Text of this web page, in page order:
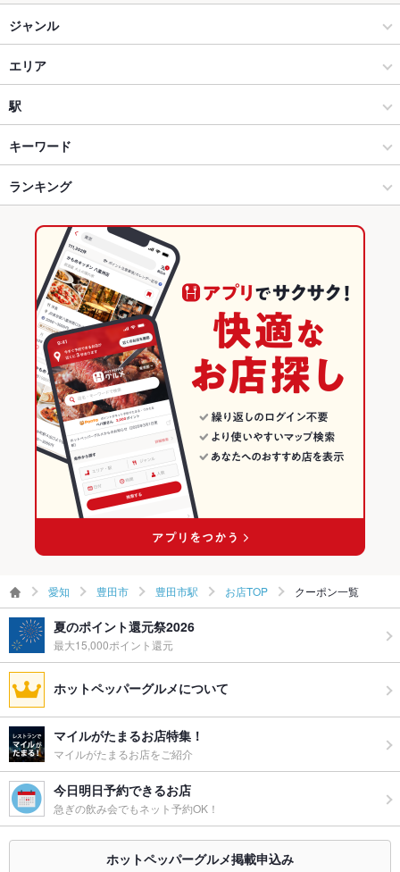
ジャンル
居酒屋
海鮮
豊田市 × 居酒屋
豊田市 × 海鮮
新豊田駅 × 居酒屋
新豊田駅 × 海鮮
豊田市 × 和食
豊田市 × 寿司
新豊田駅 × 和食
新豊田駅 × 寿司
エリア
豊田市駅
豊田市駅 × 居酒屋
豊田市駅 × 海鮮
豊田市駅 × 和食
豊田市駅 × 寿司
愛知 × 居酒屋
愛知 × 海鮮
愛知 × 和食
愛知 × 寿司
駅
新豊田駅
豊田市駅
キーワード
からあげ
おばんざい デザート みそラーメン
醤油ラーメン
ランキング
愛知のグルメランキング
愛知の居酒屋ランキング
愛知の海鮮ランキング
豊田市のグルメランキング
豊田市の居酒屋ランキング
豊田市の海鮮ランキング
豊田市駅のグルメランキング
豊田市駅の居酒屋ランキング
豊田市駅の海鮮ランキング
愛知 豊田市 豊田市駅 お店TOP クーポン一覧
夏のポイント還元祭2026
最大15,000ポイント還元
ホットペッパーグルメについて
マイルがたまるお店特集！
マイルがたまるお店をご紹介
今日明日予約できるお店
急ぎの飲み会でもネット予約OK！
ホットペッパーグルメ掲載申込み